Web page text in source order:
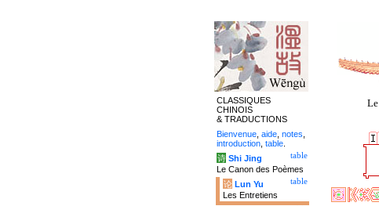
CLASSIQUES
CHINOIS
& TRADUCTIONS
Bienvenue aide notes
introduction table
table
诗 Shi Jing
Le Canon des Poèmes
table
论 Lun Yu
Les Entretiens